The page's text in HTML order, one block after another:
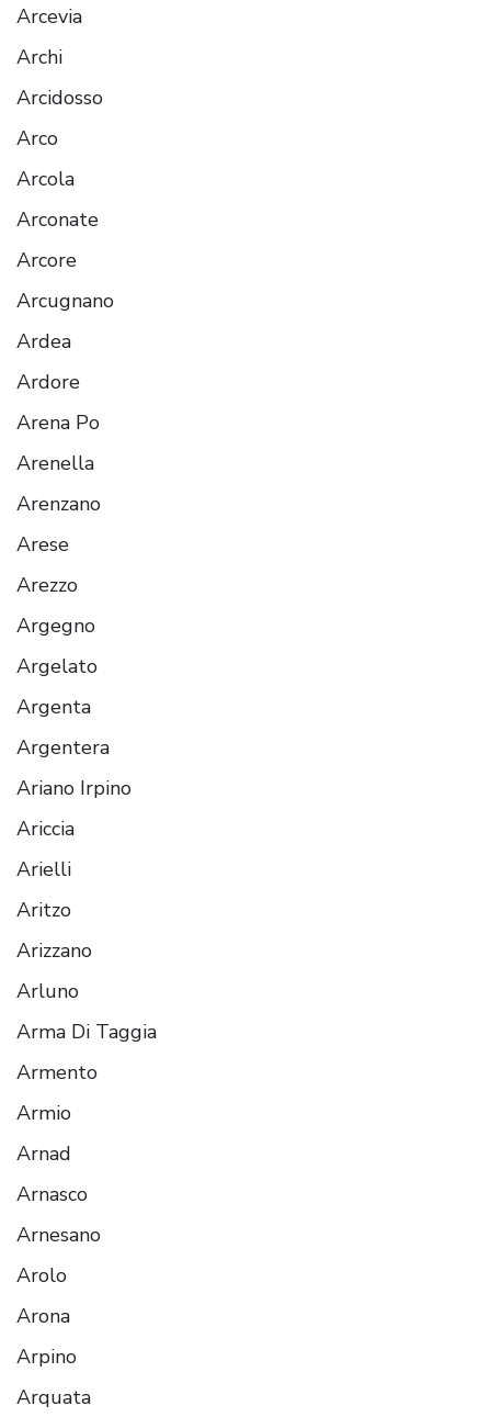
Arcevia
Archi
Arcidosso
Arco
Arcola
Arconate
Arcore
Arcugnano
Ardea
Ardore
Arena Po
Arenella
Arenzano
Arese
Arezzo
Argegno
Argelato
Argenta
Argentera
Ariano Irpino
Ariccia
Arielli
Aritzo
Arizzano
Arluno
Arma Di Taggia
Armento
Armio
Arnad
Arnasco
Arnesano
Arolo
Arona
Arpino
Arquata